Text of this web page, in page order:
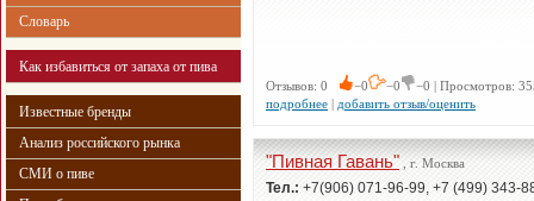
Словарь
Как избавиться от запаха от пива
Известные бренды
Анализ российского рынка
СМИ о пиве
Отзывов: 0 −0 −0
−0 | Просмотров:
подробнее | добавить отзыв/оценить
"Пивная Гавань", г. Москва
Тел.: +7(906) 071-96-99, +7 (499) 343-